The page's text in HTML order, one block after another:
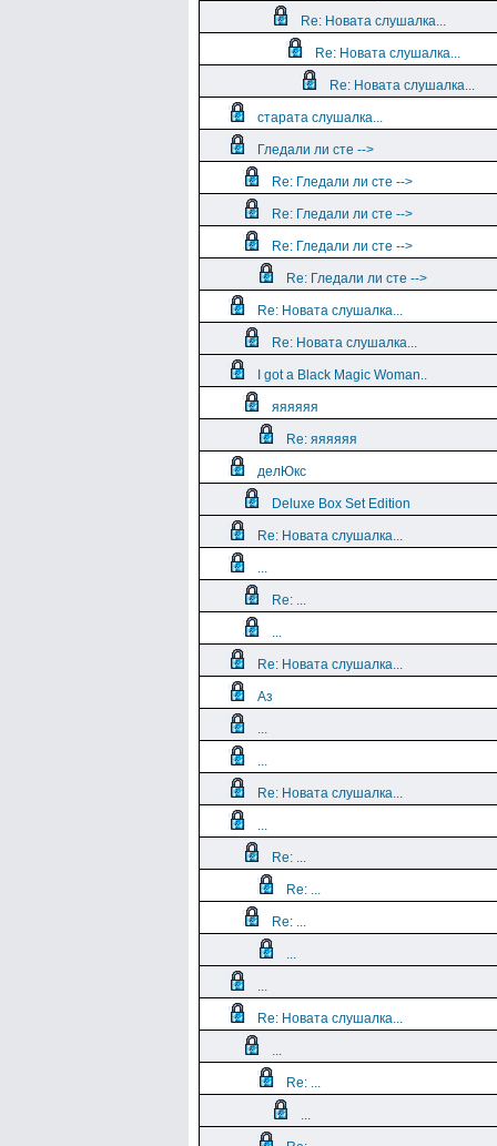
Re: Новата слушалка...
Re: Новата слушалка...
Re: Новата слушалка...
старата слушалка...
Гледали ли сте -->
Re: Гледали ли сте -->
Re: Гледали ли сте -->
Re: Гледали ли сте -->
Re: Гледали ли сте -->
Re: Новата слушалка...
Re: Новата слушалка...
I got a Black Magic Woman..
яяяяяя
Re: яяяяяя
делЮкс
Deluxe Box Set Edition
Re: Новата слушалка...
...
Re: ...
...
Re: Новата слушалка...
Аз
...
...
Re: Новата слушалка...
...
Re: ...
Re: ...
Re: ...
...
...
Re: Новата слушалка...
...
Re: ...
...